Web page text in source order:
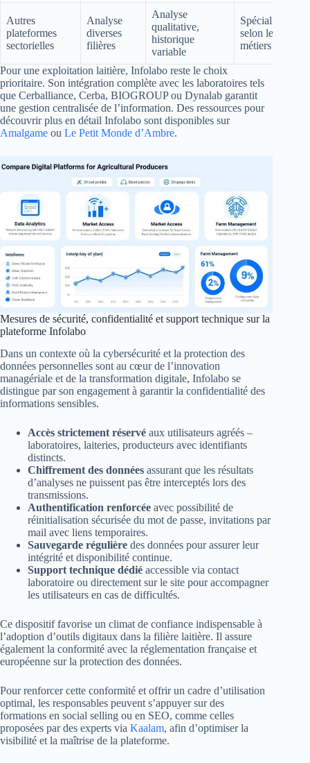
Autres
plateformes
sectorielles
Analyse
diverses
filières
Analyse
qualitative,
historique
variable
Spécialisation
selon les
métiers
Pour une exploitation laitière, Infolabo reste le choix
prioritaire. Son intégration complète avec les laboratoires tels
que Cerballiance, Cerba, BIOGROUP ou Dynalab garantit
une gestion centralisée de l’information. Des ressources pour
découvrir plus en détail Infolabo sont disponibles sur
Amalgame ou Le Petit Monde d’Ambre.
Mesures de sécurité, confidentialité et support technique sur la
plateforme Infolabo
Dans un contexte où la cybersécurité et la protection des
données personnelles sont au cœur de l’innovation
managériale et de la transformation digitale, Infolabo se
distingue par son engagement à garantir la confidentialité des
informations sensibles.
Accès strictement réservé aux utilisateurs agréés –
laboratoires, laiteries, producteurs avec identifiants
distincts.
Chiffrement des données assurant que les résultats
d’analyses ne puissent pas être interceptés lors des
transmissions.
Authentification renforcée avec possibilité de
réinitialisation sécurisée du mot de passe, invitations par
mail avec liens temporaires.
Sauvegarde régulière des données pour assurer leur
intégrité et disponibilité continue.
Support technique dédié accessible via contact
laboratoire ou directement sur le site pour accompagner
les utilisateurs en cas de difficultés.
Ce dispositif favorise un climat de confiance indispensable à
l’adoption d’outils digitaux dans la filière laitière. Il assure
également la conformité avec la réglementation française et
européenne sur la protection des données.
Pour renforcer cette conformité et offrir un cadre d’utilisation
optimal, les responsables peuvent s’appuyer sur des
formations en social selling ou en SEO, comme celles
proposées par des experts via Kaalam, afin d’optimiser la
visibilité et la maîtrise de la plateforme.